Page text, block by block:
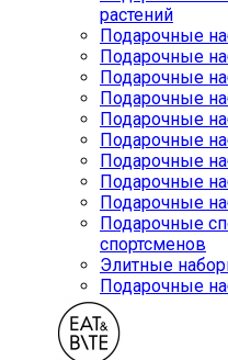
растений
Подарочные
Подарочные
Подарочные
Подарочные
Подарочные
Подарочные
Подарочные
Подарочные
Подарочные
Подарочные
спортсменов
Элитные
Подарочные